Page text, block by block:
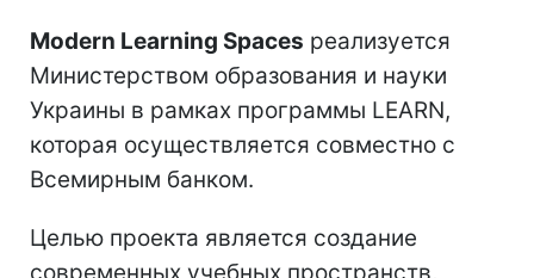
Modern Learning Spaces реализуется
Министерством образования и науки
Украины в рамках программы LEARN,
которая осуществляется совместно с
Всемирным банком.
Целью проекта является создание